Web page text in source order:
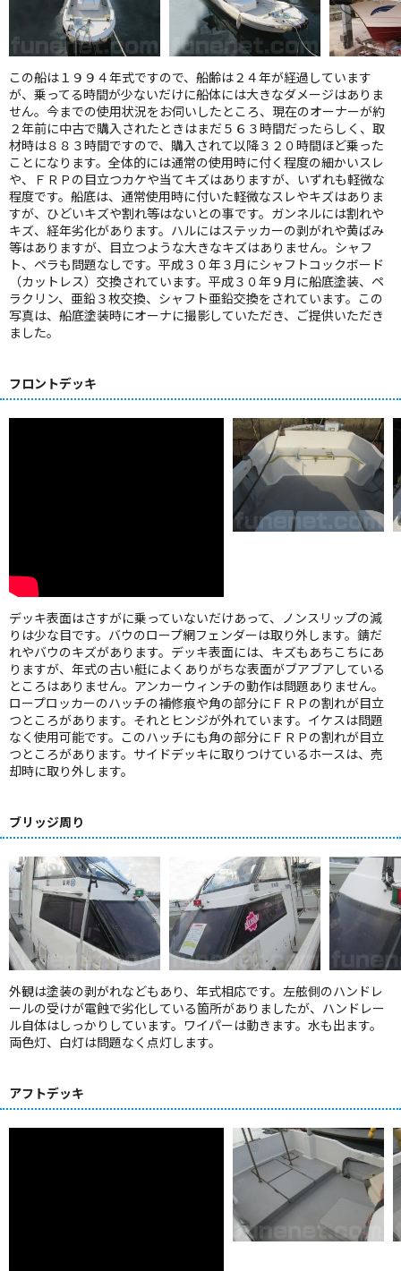
この船は１９９４年式ですので、船齢は２４年が経過しています
が、乗ってる時間が少ないだけに船体には大きなダメージはありま
せん。今までの使用状況をお伺いしたところ、現在のオーナーが約
２年前に中古で購入されたときはまだ５６３時間だったらしく、取
材時は８８３時間ですので、購入されて以降３２０時間ほど乗った
ことになります。全体的には通常の使用時に付く程度の細かいスレ
や、ＦＲＰの目立つカケや当てキズはありますが、いずれも軽微な
程度です。船底は、通常使用時に付いた軽微なスレやキズはありま
すが、ひどいキズや割れ等はないとの事です。ガンネルには割れや
キズ、経年劣化があります。ハルにはステッカーの剥がれや黄ばみ
等はありますが、目立つような大きなキズはありません。シャフ
ト、ペラも問題なしです。平成３０年３月にシャフトコックボード
（カットレス）交換されています。平成３０年９月に船底塗装、ペ
ラクリン、亜鉛３枚交換、シャフト亜鉛交換をされています。この
写真は、船底塗装時にオーナに撮影していただき、ご提供いただき
ました。
フロントデッキ
デッキ表面はさすがに乗っていないだけあって、ノンスリップの減
りは少な目です。バウのロープ網フェンダーは取り外します。錆だ
れやバウのキズがあります。デッキ表面には、キズもあちこちにあ
りますが、年式の古い艇によくありがちな表面がブアブアしている
ところはありません。アンカーウィンチの動作は問題ありません。
ロープロッカーのハッチの補修痕や角の部分にＦＲＰの割れが目立
つところがあります。それとヒンジが外れています。イケスは問題
なく使用可能です。このハッチにも角の部分にＦＲＰの割れが目立
つところがあります。サイドデッキに取りつけているホースは、売
却時に取り外します。
ブリッジ周り
外観は塗装の剥がれなどもあり、年式相応です。左舷側のハンドレ
ールの受けが電蝕で劣化している箇所がありましたが、ハンドレー
ル自体はしっかりしています。ワイパーは動きます。水も出ます。
両色灯、白灯は問題なく点灯します。
アフトデッキ